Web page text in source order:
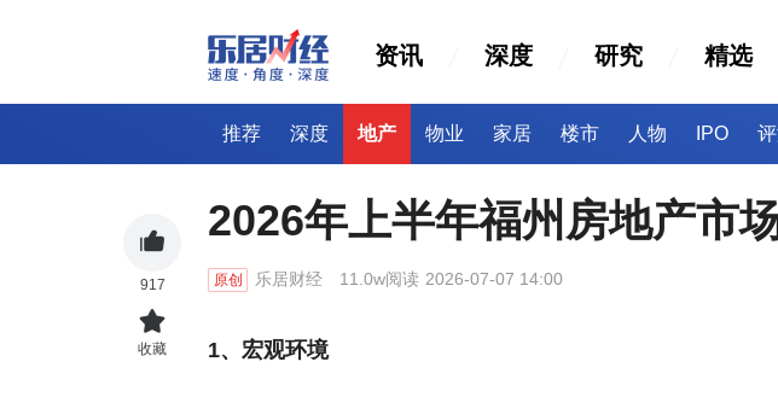
资讯 深度 研究 精选
推荐 深度 地产 物业 家居 楼市 人物 IPO
2026年上半年福州房地产市
原创 乐居财经 11.0w阅读 2026-07-07 14:00
1、宏观环境
917
收藏